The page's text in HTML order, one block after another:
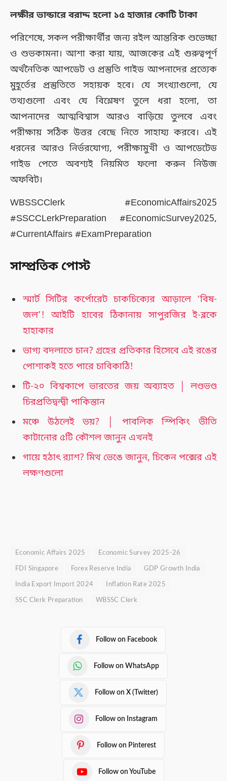
লক্ষীর ভান্ডারে বরাদ্দ হলো ১৫ হাজার কোটি টাকা
পরিশেষে, সকল পরীক্ষার্থীর জন্য রইল আন্তরিক শুভেচ্ছা
ও শুভকামনা। আশা করা যায়, আজকের এই গুরুত্বপূর্ণ
অর্থনৈতিক আপডেট ও প্রস্তুতি গাইড আপনাদের প্রত্যেক
মুহূর্তের প্রস্তুতিতে সহায়ক হবে। যে সংখ্যাগুলো, যে
তথ্যগুলো এবং যে বিশ্লেষণ তুলে ধরা হলো, তা
আপনাদের আত্মবিশ্বাস আরও বাড়িয়ে তুলবে এবং
পরীক্ষায় সঠিক উত্তর বেছে নিতে সাহায্য করবে। এই
ধরনের আরও নির্ভরযোগ্য, পরীক্ষামুখী ও আপডেটেড
গাইড পেতে অবশ্যই নিয়মিত ফলো করুন নিউজ
অফবিট।
WBSSCClerk #EconomicAffairs2025
#SSCCLerkPreparation #EconomicSurvey2025,
#CurrentAffairs #ExamPreparation
সাম্প্রতিক পোস্ট
স্মার্ট সিটির কর্পোরেট চাকচিক্যের আড়ালে ‘বিষ-
জল’! আইটি হাবের ঠিকানায় সাপুরজির ই-ব্লকে
হাহাকার
ভাগ্য বদলাতে চান? গ্রহের প্রতিকার হিসেবে এই রঙের
পোশাকই হতে পারে চাবিকাঠি!
টি-২০ বিশ্বকাপে ভারতের জয় অব্যাহত │ লণ্ডভণ্ড
চিরপ্রতিদ্বন্দ্বী পাকিস্তান
মঞ্চে উঠলেই ভয়? │ পাবলিক স্পিকিং ভীতি
কাটানোর ৫টি কৌশল জানুন এখনই
গায়ে হঠাৎ র‍্যাশ? মিথ ভেঙে জানুন, চিকেন পক্সের এই
লক্ষণগুলো
Economic Affairs 2025 Economic Survey 2025-26
FDI Singapore Forex Reserve India GDP Growth India
India Export Import 2024 Inflation Rate 2025
SSC Clerk Preparation WBSSC Clerk
Follow on Facebook
Follow on WhatsApp
Follow on X (Twitter)
Follow on Instagram
Follow on Pinterest
Follow on YouTube